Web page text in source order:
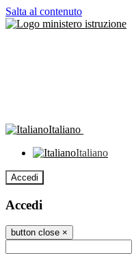
Salta al contenuto
Italiano
Italiano
Accedi
Accedi
button close ×